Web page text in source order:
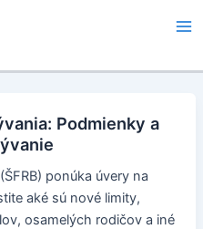
Podmienky a
ponúka úvery na
aké sú nové limity,
osamelých rodičov a iné